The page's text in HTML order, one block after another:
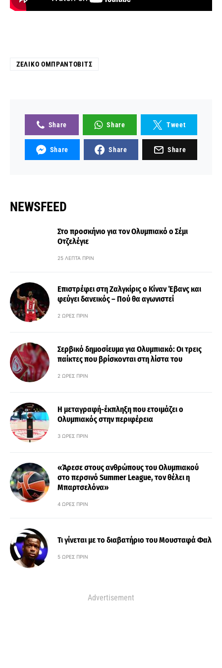
ΖΈΛΙΚΟ ΟΜΠΡΆΝΤΟΒΙΤΣ
Share Share Tweet
Share Share Share
NEWSFEED
Στο προσκήνιο για τον Ολυμπιακό ο Σέμι
Οτζελέγιε
25 ΛΕΠΤΆ ΠΡΙΝ
Επιστρέφει στη Ζαλγκίρις ο Κίναν Έβανς και
φεύγει δανεικός – Πού θα αγωνιστεί
2 ΏΡΕΣ ΠΡΙΝ
Σερβικό δημοσίευμα για Ολυμπιακό: Οι τρεις
παίκτες που βρίσκονται στη λίστα του
2 ΏΡΕΣ ΠΡΙΝ
Η μεταγραφή-έκπληξη που ετοιμάζει ο
Ολυμπιακός στην περιφέρεια
3 ΏΡΕΣ ΠΡΙΝ
«Άρεσε στους ανθρώπους του Ολυμπιακού
στο περσινό Summer League, τον θέλει η
Μπαρτσελόνα»
4 ΏΡΕΣ ΠΡΙΝ
Τι γίνεται με το διαβατήριο του Μουσταφά Φαλ
5 ΏΡΕΣ ΠΡΙΝ
Advertisement